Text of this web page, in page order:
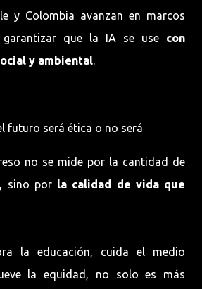
y Colombia avanzan en marcos
garantizar que la IA se use con
y ambiental
futuro será ética o no será
no se mide por la cantidad de
sino por la calidad de vida que
la educación, cuida el medio
la equidad, no solo es más